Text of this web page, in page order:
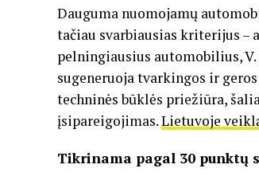
Dauguma nuomojamų
tačiau svarbiausias kriterijus –
pelningiausius automobilius,
sugeneruoja tvarkingos ir
techninės būklės priežiūra,
įsipareigojimas.Lietuvoje
Tikrinama pagal 30 punktų